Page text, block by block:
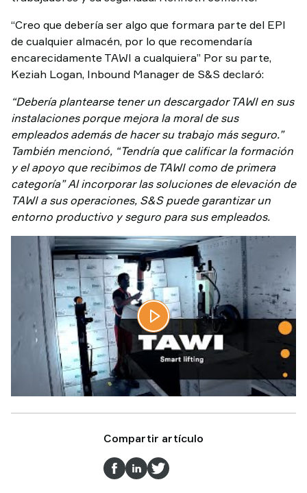
“Creo que debería ser algo que formara parte del EPI
de cualquier almacén, por lo que recomendaría
encarecidamente TAWI a cualquiera” Por su parte,
Keziah Logan, Inbound Manager de S&S declaró:
“Debería plantearse tener un descargador TAWI en sus
instalaciones porque mejora la moral de sus
empleados además de hacer su trabajo más seguro.”
También mencionó, “Tendría que calificar la formación
y el apoyo que recibimos de TAWI como de primera
categoría” Al incorporar las soluciones de elevación de
TAWI a sus operaciones, S&S puede garantizar un
entorno productivo y seguro para sus empleados.
Compartir artículo